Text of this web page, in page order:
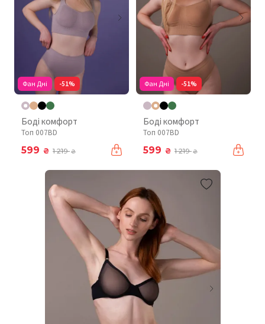
Фан Дні -51%
Боді комфорт
Топ 007BD
599 ₴ 1 219₴
Фан Дні -51%
Боді комфорт
Топ 007BD
599 ₴ 1 219₴